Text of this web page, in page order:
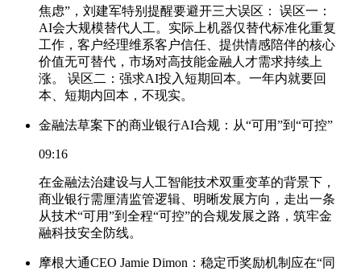
焦虑”，刘建军特别提醒要避开三大误区： 误区一：
AI会大规模替代人工。实际上机器仅替代标准化重复
工作，客户经理维系客户信任、提供情感陪伴的核心
价值无可替代，市场对高技能金融人才需求持续上
涨。 误区二：强求AI投入短期回本。一年内就要回
本、短期内回本，不现实。
金融法草案下的商业银行AI合规：从“可用”到“可控”
09:16
在金融法治建设与人工智能技术双重变革的背景下，
商业银行需厘清监管逻辑、明晰发展方向，走出一条
从技术“可用”到全程“可控”的合规发展之路，筑牢金
融科技安全防线。
摩根大通CEO Jamie Dimon：稳定币奖励机制应在“同